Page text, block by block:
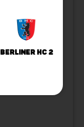
Berliner HC 2